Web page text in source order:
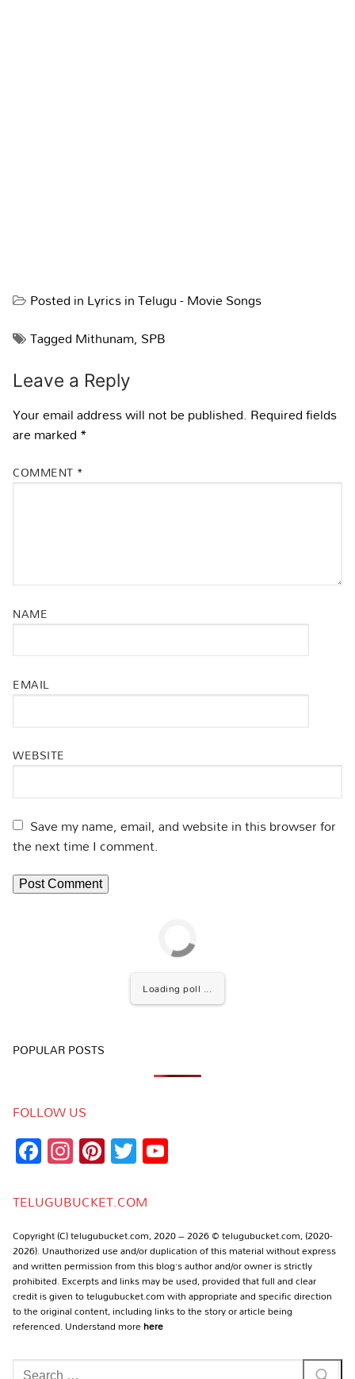
Posted inLyrics in Telugu - Movie Songs
TaggedMithunam, SPB
Leave a Reply
Your email address will not be published. Required fields
are marked*
COMMENT *
NAME
EMAIL
WEBSITE
Save my name, email, and website in this browser for
the next time I comment.
Loading poll ...
POPULAR POSTS
FOLLOW US
Facebook
Instagram
Pinterest
Twitter
TELUGUBUCKET.COM
Copyright (C) telugubucket.com, 2020 – 2026 © telugubucket.com, (2020-
2026). Unauthorized use and/or duplication of this material without express
and written permission from this blog’s author and/or owner is strictly
prohibited. Excerpts and links may be used, provided that full and clear
credit is given to telugubucket.com with appropriate and specific direction
to the original content, including links to the story or article being
referenced. Understand morehere
Search